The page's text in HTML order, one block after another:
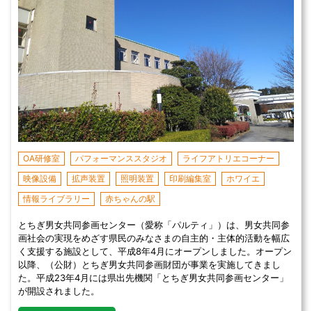
OA研修室 パフォーマンススタジオ
ライフアトリエコーナー
映像設備
拡声装置 照明装置 印刷編集室
ホワイエ
情報ライブラリー
赤ちゃんの駅
とちぎ男女共同参画センター（愛称「パルティ」）は、男女共同参
画社会の実現をめざす県民のみなさまの自主的・主体的活動を幅広
く支援する施設として、平成8年4月にオープンしました。オープン
以降、（公財）とちぎ男女共同参画財団が事業を実施してきまし
た。平成23年4月には県出先機関「とちぎ男女共同参画センター」
が開設されました。